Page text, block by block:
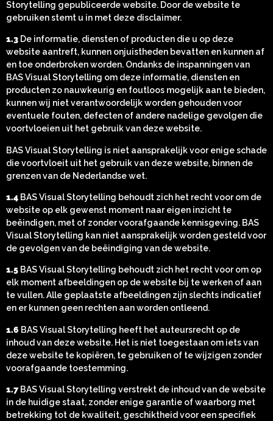
Storytelling gepubliceerde website. Door de website te
gebruiken stemt u in met deze disclaimer.
1.3 De informatie, diensten of producten die u op deze
website aantreft, kunnen onjuistheden bevatten en kunnen af
en toe onderbroken worden. Ondanks de inspanningen van
BAS Visual Storytelling om deze informatie, diensten en
producten zo nauwkeurig en foutloos mogelijk aan te bieden,
kunnen wij niet verantwoordelijk worden gehouden voor
eventuele fouten, defecten of andere nadelige gevolgen die
voortvloeien uit het gebruik van deze website.
BAS Visual Storytelling is niet aansprakelijk voor enige schade
die voortvloeit uit het gebruik van deze website, binnen de
grenzen van de Nederlandse wet.
1.4 BAS Visual Storytelling behoudt zich het recht voor om de
website op elk gewenst moment naar eigen inzicht te
beëindigen, met of zonder voorafgaande kennisgeving. BAS
Visual Storytelling kan niet aansprakelijk worden gesteld voor
de gevolgen van de beëindiging van de website.
1.5 BAS Visual Storytelling behoudt zich het recht voor om op
elk moment afbeeldingen op de website bij te werken of aan
te vullen. Alle geplaatste afbeeldingen zijn slechts indicatief
en er kunnen geen rechten aan worden ontleend.
1.6 BAS Visual Storytelling heeft het auteursrecht op de
inhoud van deze website. Het is niet toegestaan om iets van
deze website te kopiëren, te gebruiken of te wijzigen zonder
voorafgaande toestemming.
1.7 BAS Visual Storytelling verstrekt de inhoud van de website
in de huidige staat, zonder enige garantie of waarborg met
betrekking tot de kwaliteit, geschiktheid voor een specifiek